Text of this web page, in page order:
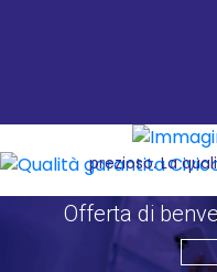
veloce,
comodamente a
prezioso. La
pluriennale nel
con esposizione.
selezionato e
Offerta di